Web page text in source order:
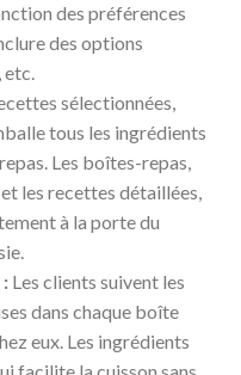
des préférences
des options
etc.
sélectionnées,
tous les ingrédients
Les boîtes-repas,
les recettes détaillées,
à la porte du
Les clients suivent les
dans chaque boîte
eux. Les ingrédients